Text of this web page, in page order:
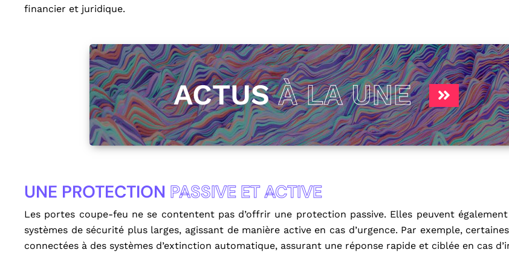
financier et juridique.
ACTUSÀ LA UNE
UNE PROTECTION PASSIVE ET ACTIVE
Les portes coupe-feu ne se contentent pas d’offrir une protection passive. Elles peuvent
systèmes de sécurité plus larges, agissant de manière active en cas d’urgence. Par exemple,
connectées à des systèmes d’extinction automatique, assurant une réponse rapide et ciblée en cas